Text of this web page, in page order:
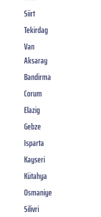
Siirt
Tekirdag
Van
Aksaray
Bandirma
Corum
Elazig
Gebze
Isparta
Kayseri
Kütahya
Osmaniye
Silivri